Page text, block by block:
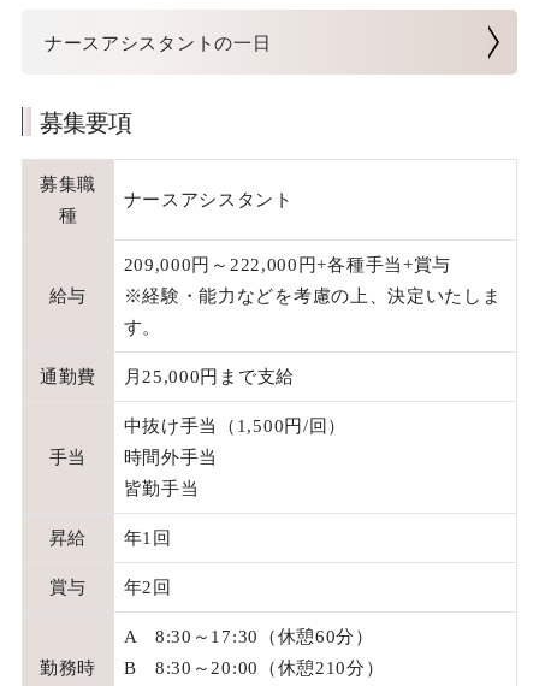
コーディネーター
管理部門(住吉)
その他職種（営業・ドライバー等）
ナースアシスタントの一日
募集要項
募集職
種
ナースアシスタント
給与
209,000円～222,000円+各種手当+賞与
※経験・能力などを考慮の上、決定いたしま
す。
通勤費 月25,000円まで支給
手当
中抜け手当（1,500円/回）
時間外手当
皆勤手当
昇給 年1回
賞与 年2回
勤務時
A 8:30～17:30（休憩60分）
B 8:30～20:00（休憩210分）